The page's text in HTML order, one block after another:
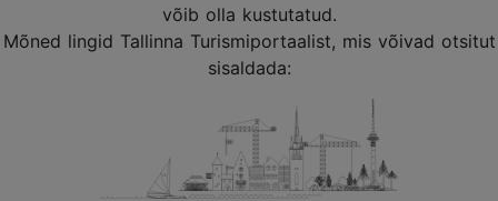
võib olla kustutatud.
Mõned lingid Tallinna Turismiportaalist, mis võivad otsitut
sisaldada: